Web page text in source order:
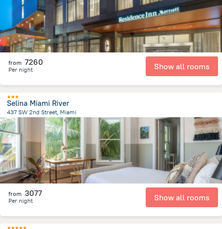
from 7260
Per night Show all rooms
Selina Miami River
437 SW 2nd Street, Miami
827.9 m
from the center of Spojené státy americké
from 3077
Per night Show all rooms